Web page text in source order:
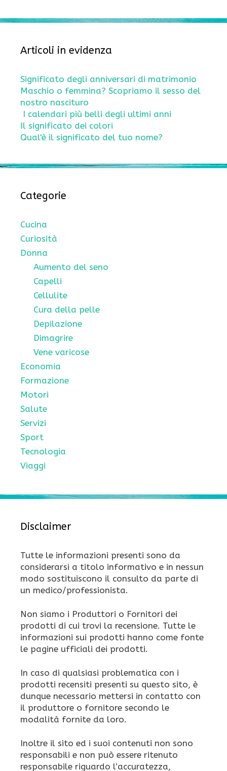
Articoli in evidenza
Significato degli anniversari di matrimonio
Maschio o femmina? Scopriamo il sesso del
nostro nascituro
I calendari più belli degli ultimi anni
Il significato dei colori
Qual'è il significato del tuo nome?
Categorie
Cucina
Curiosità
Donna
Aumento del seno
Capelli
Cellulite
Cura della pelle
Depilazione
Dimagrire
Vene varicose
Economia
Formazione
Motori
Salute
Servizi
Sport
Tecnologia
Viaggi
Disclaimer
Tutte le informazioni presenti sono da
considerarsi a titolo informativo e in nessun
modo sostituiscono il consulto da parte di
un medico/professionista.
Non siamo i Produttori o Fornitori dei
prodotti di cui trovi la recensione. Tutte le
informazioni sui prodotti hanno come fonte
le pagine ufficiali dei prodotti.
In caso di qualsiasi problematica con i
prodotti recensiti presenti su questo sito, è
dunque necessario mettersi in contatto con
il produttore o fornitore secondo le
modalità fornite da loro.
Inoltre il sito ed i suoi contenuti non sono
responsabili e non può essere ritenuto
responsabile riguardo l’accuratezza,